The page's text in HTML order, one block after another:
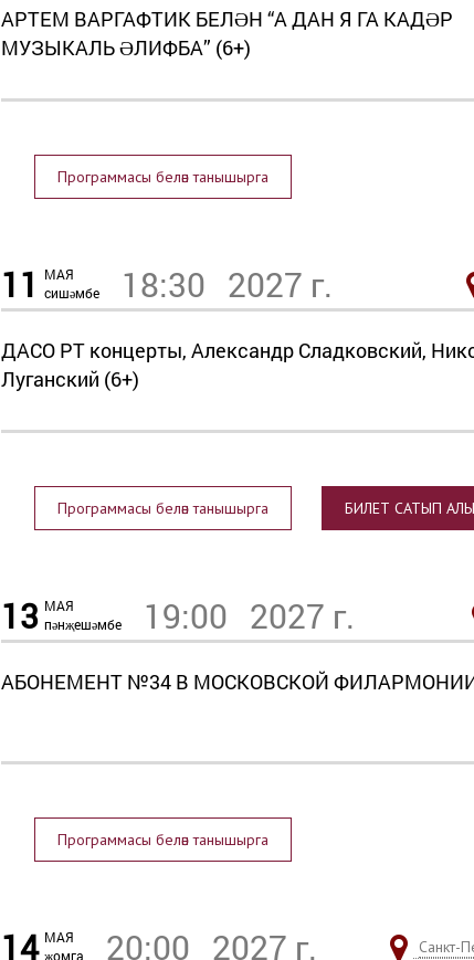
АРТЕМ ВАРГАФТИК БЕЛӘН “А ДАН Я ГА КАДӘР
МУЗЫКАЛЬ ӘЛИФБА” (6+)
Программасы белән танышырга
11
МАЯ
сишәмбе
18:30 2027 г.
ДАСО РТ концерты, Александр Сладковский,
Луганский (6+)
Программасы белән танышырга БИЛЕТ САТЫП
13 МАЯ
пәнҗешәмбе
19:00 2027 г.
АБОНЕМЕНТ №34 В МОСКОВСКОЙ ФИЛАРМОНИИ
Программасы белән танышырга
14 МАЯ
җомга
20:00 2027 г. Санкт-